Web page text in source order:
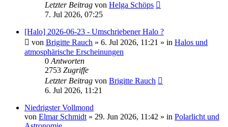
Letzter Beitrag von Helga Schöps
7. Jul 2026, 07:25
[Halo] 2026-06-23 - Umschriebener Halo ?
von Brigitte Rauch » 6. Jul 2026, 11:21 » in Halos und
atmosphärische Erscheinungen
0 Antworten
2753 Zugriffe
Letzter Beitrag von Brigitte Rauch
6. Jul 2026, 11:21
Niedrigster Vollmond
von Elmar Schmidt » 29. Jun 2026, 11:42 » in Polarlicht und